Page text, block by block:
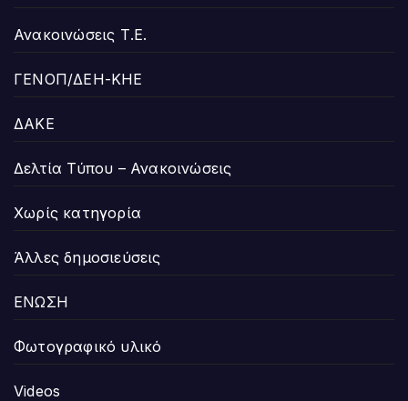
Ανακοινώσεις Τ.Ε.
ΓΕΝΟΠ/ΔΕΗ-ΚΗΕ
ΔΑΚΕ
Δελτία Τύπου – Ανακοινώσεις
Χωρίς κατηγορία
Άλλες δημοσιεύσεις
ΕΝΩΣΗ
Φωτογραφικό υλικό
Videos